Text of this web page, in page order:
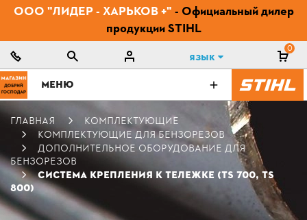
ООО "ЛИДЕР - ХАРЬКОВ +" - Официальный дилер
продукции STIHL
Язык
0
МЕНЮ
ГЛАВНАЯ
КОМПЛЕКТУЮЩИЕ
КОМПЛЕКТУЮЩИЕ ДЛЯ БЕНЗОРЕЗОВ
ДОПОЛНИТЕЛЬНОЕ ОБОРУДОВАНИЕ ДЛЯ
БЕНЗОРЕЗОВ
СИСТЕМА КРЕПЛЕНИЯ К ТЕЛЕЖКЕ (TS 700, TS
800)